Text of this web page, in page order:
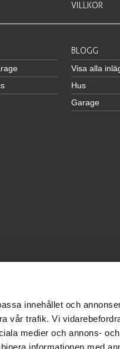
innehållet och
vår trafik. Vi
medier och annons-
VILLKOR
BLOGG
Visa alla
Hus
Garage